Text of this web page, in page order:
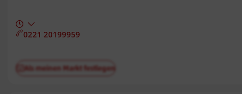
0221 20199959
Als meinen Markt festlegen